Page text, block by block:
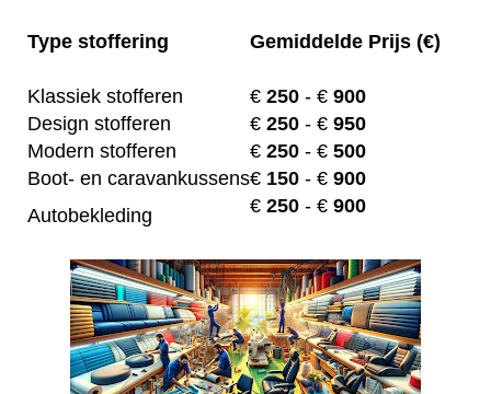
Type stoffering Gemiddelde Prijs (€)
Klassiek stofferen € 250 - € 900
Design stofferen
€ 250 - € 950
Modern stofferen
€ 250 - € 500
Boot- en caravankussens€ 150 - € 900
Autobekleding
€ 250 - € 900